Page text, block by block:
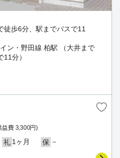
徒歩6分、駅までバスで11
ン・野田線 柏駅 （大井まで
分）
益費 3,300円)
礼 1ヶ月 保 －